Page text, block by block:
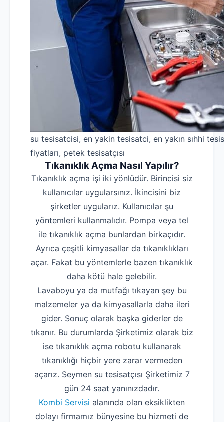
su tesisatcisi, en yakin tesisatci, en yakın sıhhi
fiyatları, petek tesisatçısı
Tıkanıklık Açma Nasıl Yapılır?
Tıkanıklık açma işi iki yönlüdür. Birincisi siz
kullanıcılar uygularsınız. İkincisini biz
şirketler uygularız. Kullanıcılar şu
yöntemleri kullanmalıdır. Pompa veya tel
ile tıkanıklık açma bunlardan birkaçıdır.
Ayrıca çeşitli kimyasallar da tıkanıklıkları
açar. Fakat bu yöntemlerle bazen tıkanıklık
daha kötü hale gelebilir.
Lavaboyu ya da mutfağı tıkayan şey bu
malzemeler ya da kimyasallarla daha ileri
gider. Sonuç olarak başka giderler de
tıkanır. Bu durumlarda Şirketimiz olarak biz
ise tıkanıklık açma robotu kullanarak
tıkanıklığı hiçbir yere zarar vermeden
açarız. Seymen su tesisatçısı Şirketimiz 7
gün 24 saat yanınızdadır.
Kombi Servisi alanında olan eksiklikten
dolayı firmamız bünyesine bu hizmeti de